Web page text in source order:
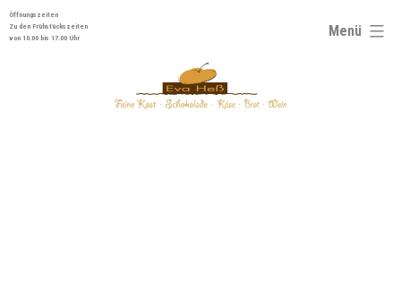
Zum
Inhalt
Menü
Öffnungszeiten
Zu den Frühstückszeiten
von 10.00 bis 17.00 Uhr